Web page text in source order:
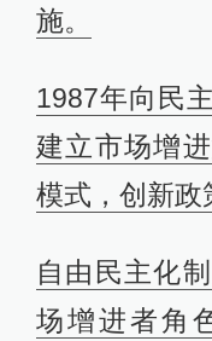
施。
1987年向民
建立市场增
模式，创新政
自由民主化
场增进者角